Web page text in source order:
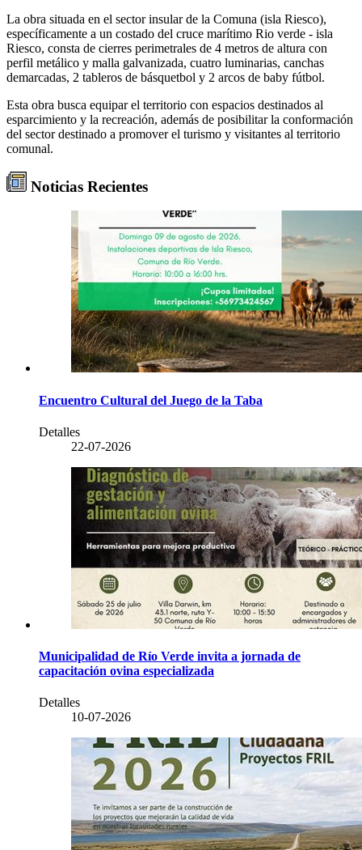
La obra situada en el sector insular de la Comuna (isla Riesco),
específicamente a un costado del cruce marítimo Rio verde - isla
Riesco, consta de cierres perimetrales de 4 metros de altura con
perfil metálico y malla galvanizada, cuatro luminarias, canchas
demarcadas, 2 tableros de básquetbol y 2 arcos de baby fútbol.
Esta obra busca equipar el territorio con espacios destinados al
esparcimiento y la recreación, además de posibilitar la conformación
del sector destinado a promover el turismo y visitantes al territorio
comunal.
Noticias Recientes
Encuentro Cultural del Juego de la Taba
Detalles
22-07-2026
Municipalidad de Río Verde invita a jornada de
capacitación ovina especializada
Detalles
10-07-2026